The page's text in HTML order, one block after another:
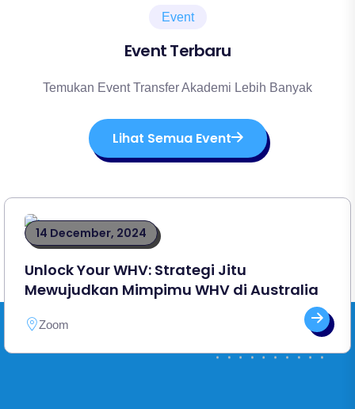
Event
Event Terbaru
Temukan Event Transfer Akademi Lebih Banyak
Lihat Semua Event
14 December, 2024
Unlock Your WHV: Strategi Jitu
Mewujudkan Mimpimu WHV di Australia
Zoom